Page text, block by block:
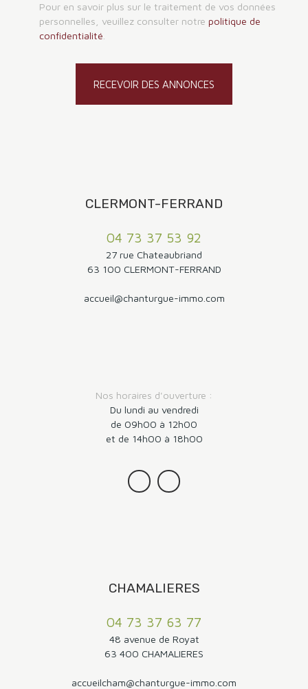
Pour en savoir plus sur le traitement de vos données
personnelles, veuillez consulter notre politique de
confidentialité
RECEVOIR DES ANNONCES
CLERMONT-FERRAND
04 73 37 53 92
27 rue Chateaubriand
63 100 CLERMONT-FERRAND
accueil@chanturgue-immo.com
Nos horaires d'ouverture :
Du lundi au vendredi
de 09h00 à 12h00
et de 14h00 à 18h00
CHAMALIERES
04 73 37 63 77
48 avenue de Royat
63 400 CHAMALIERES
accueilcham@chanturgue-immo.com